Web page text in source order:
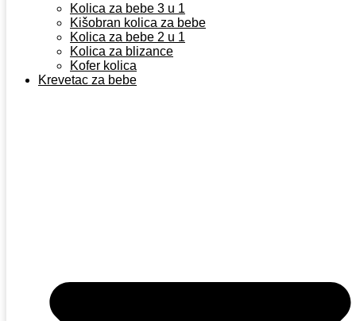
Kolica za bebe 3 u 1
Kišobran kolica za bebe
Kolica za bebe 2 u 1
Kolica za blizance
Kofer kolica
Krevetac za bebe